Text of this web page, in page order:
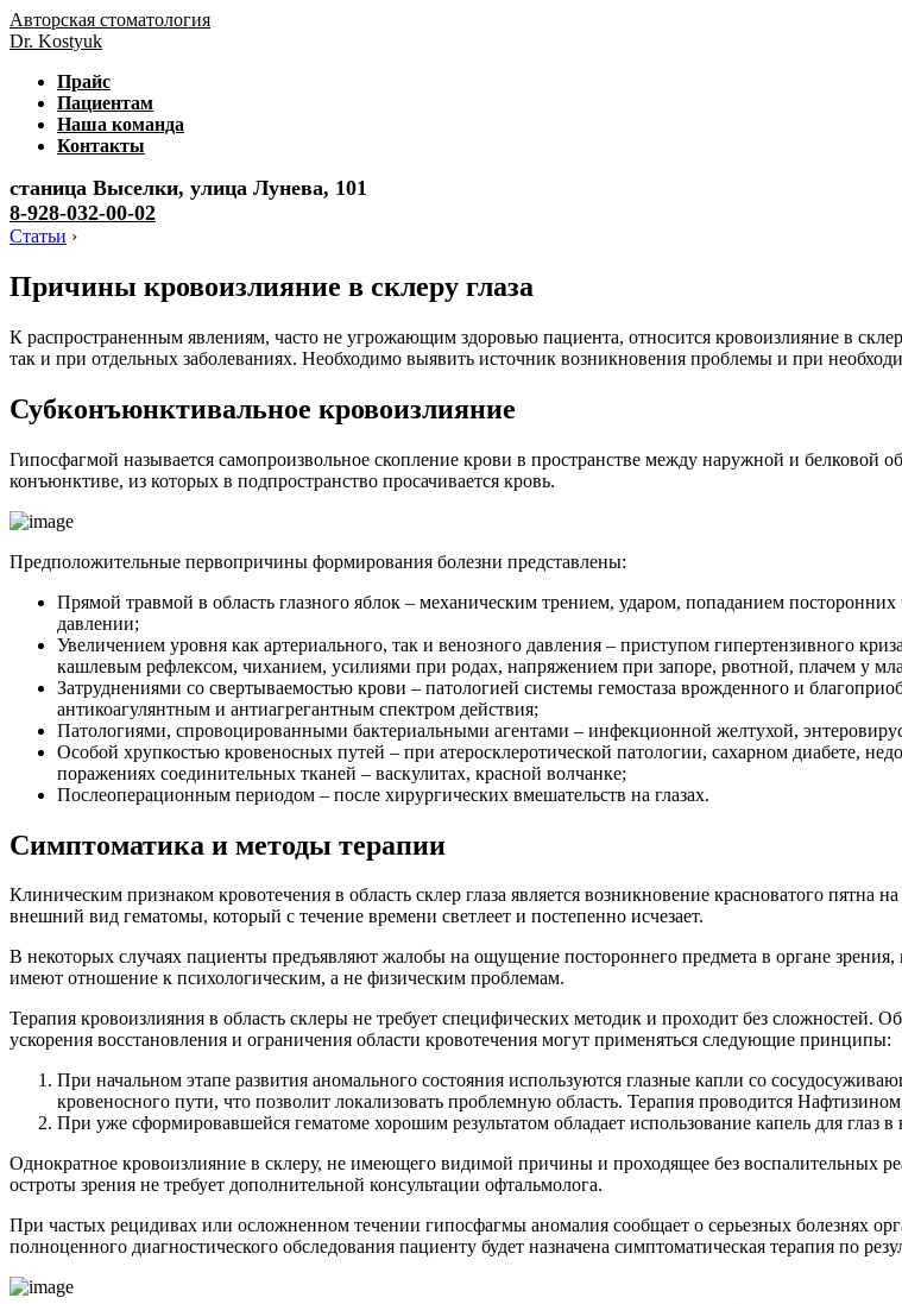
Авторская стоматология
Dr. Kostyuk
Прайс
Пациентам
Наша команда
Контакты
станица Выселки, улица Лунева, 101
8-928-032-00-02
Статьи ›
Причины кровоизлияние в склеру глаза
К распространенным явлениям, часто не угрожающим здоровью пациента, относится кровоизлияние в
так и при отдельных заболеваниях. Необходимо выявить источник возникновения проблемы и при
Субконъюнктивальное кровоизлияние
Гипосфагмой называется самопроизвольное скопление крови в пространстве между наружной и белковой
конъюнктиве, из которых в подпространство просачивается кровь.
Предположительные первопричины формирования болезни представлены:
Прямой травмой в область глазного яблок – механическим трением, ударом, попаданием
давлении;
Увеличением уровня как артериального, так и венозного давления – приступом гипертензивного
кашлевым рефлексом, чиханием, усилиями при родах, напряжением при запоре, рвотной, плачем у
Затруднениями со свертываемостью крови – патологией системы гемостаза врожденного и
антикоагулянтным и антиагрегантным спектром действия;
Патологиями, спровоцированными бактериальными агентами – инфекционной желтухой,
Особой хрупкостью кровеносных путей – при атеросклеротической патологии, сахарном диабете,
поражениях соединительных тканей – васкулитах, красной волчанке;
Послеоперационным периодом – после хирургических вмешательств на глазах.
Симптоматика и методы терапии
Клиническим признаком кровотечения в область склер глаза является возникновение красноватого
внешний вид гематомы, который с течение времени светлеет и постепенно исчезает.
В некоторых случаях пациенты предъявляют жалобы на ощущение постороннего предмета в органе
имеют отношение к психологическим, а не физическим проблемам.
Терапия кровоизлияния в область склеры не требует специфических методик и проходит без сложностей.
ускорения восстановления и ограничения области кровотечения могут применяться следующие принципы:
При начальном этапе развития аномального состояния используются глазные капли со
кровеносного пути, что позволит локализовать проблемную область. Терапия проводится
При уже сформировавшейся гематоме хорошим результатом обладает использование капель для глаз
Однократное кровоизлияние в склеру, не имеющего видимой причины и проходящее без воспалительных
остроты зрения не требует дополнительной консультации офтальмолога.
При частых рецидивах или осложненном течении гипосфагмы аномалия сообщает о серьезных болезнях
полноценного диагностического обследования пациенту будет назначена симптоматическая терапия по